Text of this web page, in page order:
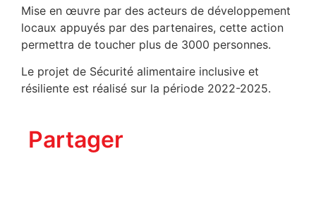
Mise en œuvre par des acteurs de développement
locaux appuyés par des partenaires, cette action
permettra de toucher plus de 3000 personnes.
Le projet de Sécurité alimentaire inclusive et
résiliente est réalisé sur la période 2022-2025.
Partager